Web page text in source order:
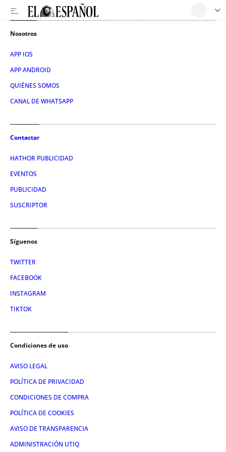
Nosotros
APP IOS
APP ANDROID
QUIÉNES SOMOS
CANAL DE WHATSAPP
Contactar
HATHOR PUBLICIDAD
EVENTOS
PUBLICIDAD
SUSCRIPTOR
Síguenos
TWITTER
FACEBOOK
INSTAGRAM
TIKTOK
Condiciones de uso
AVISO LEGAL
POLÍTICA DE PRIVACIDAD
CONDICIONES DE COMPRA
POLÍTICA DE COOKIES
AVISO DE TRANSPARENCIA
ADMINISTRACIÓN UTIQ